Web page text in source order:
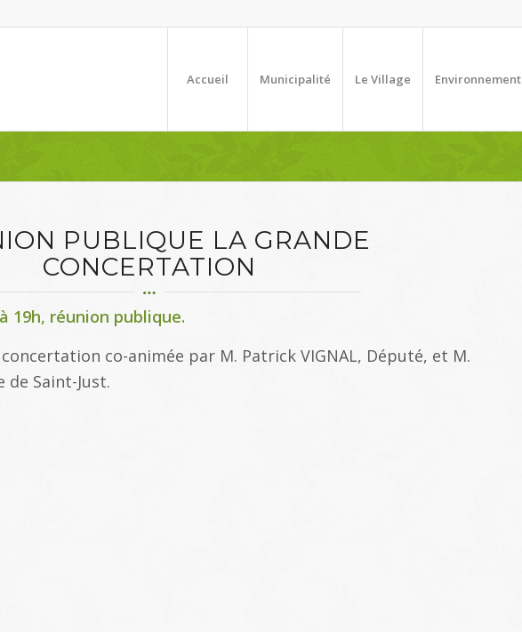
Accueil Municipalité Le Village Environnement
PUBLIQUE LA GRANDE
CONCERTATION
à 19h, réunion publique.
co-animée par M. Patrick VIGNAL, Député, et M.
de Saint-Just.